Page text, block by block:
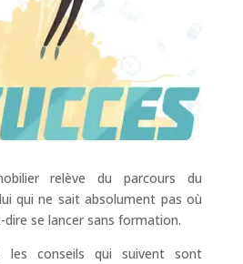
relève du parcours du
qui ne sait absolument pas où
dire se lancer sans formation.
conseils qui suivent sont